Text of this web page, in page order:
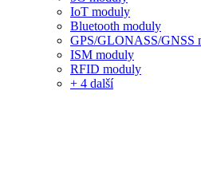
IoT moduly
Bluetooth moduly
GPS/GLONASS/GNSS
ISM moduly
RFID moduly
+ 4 další